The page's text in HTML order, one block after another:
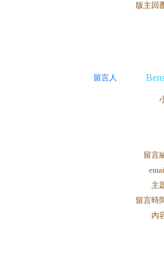
版主回
留言人
留言
主
留言時
內